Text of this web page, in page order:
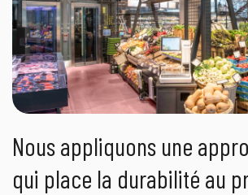
Nous appliquons une
qui place la durabilité au